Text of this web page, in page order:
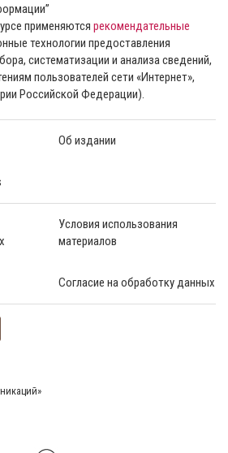
применяются рекомендательные
технологии предоставления
систематизации и анализа сведений,
пользователей сети «Интернет»,
Российской Федерации).
Об издании
Условия использования
материалов
Согласие на обработку данных